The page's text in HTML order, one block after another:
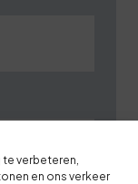
verbeteren,
en ons verkeer